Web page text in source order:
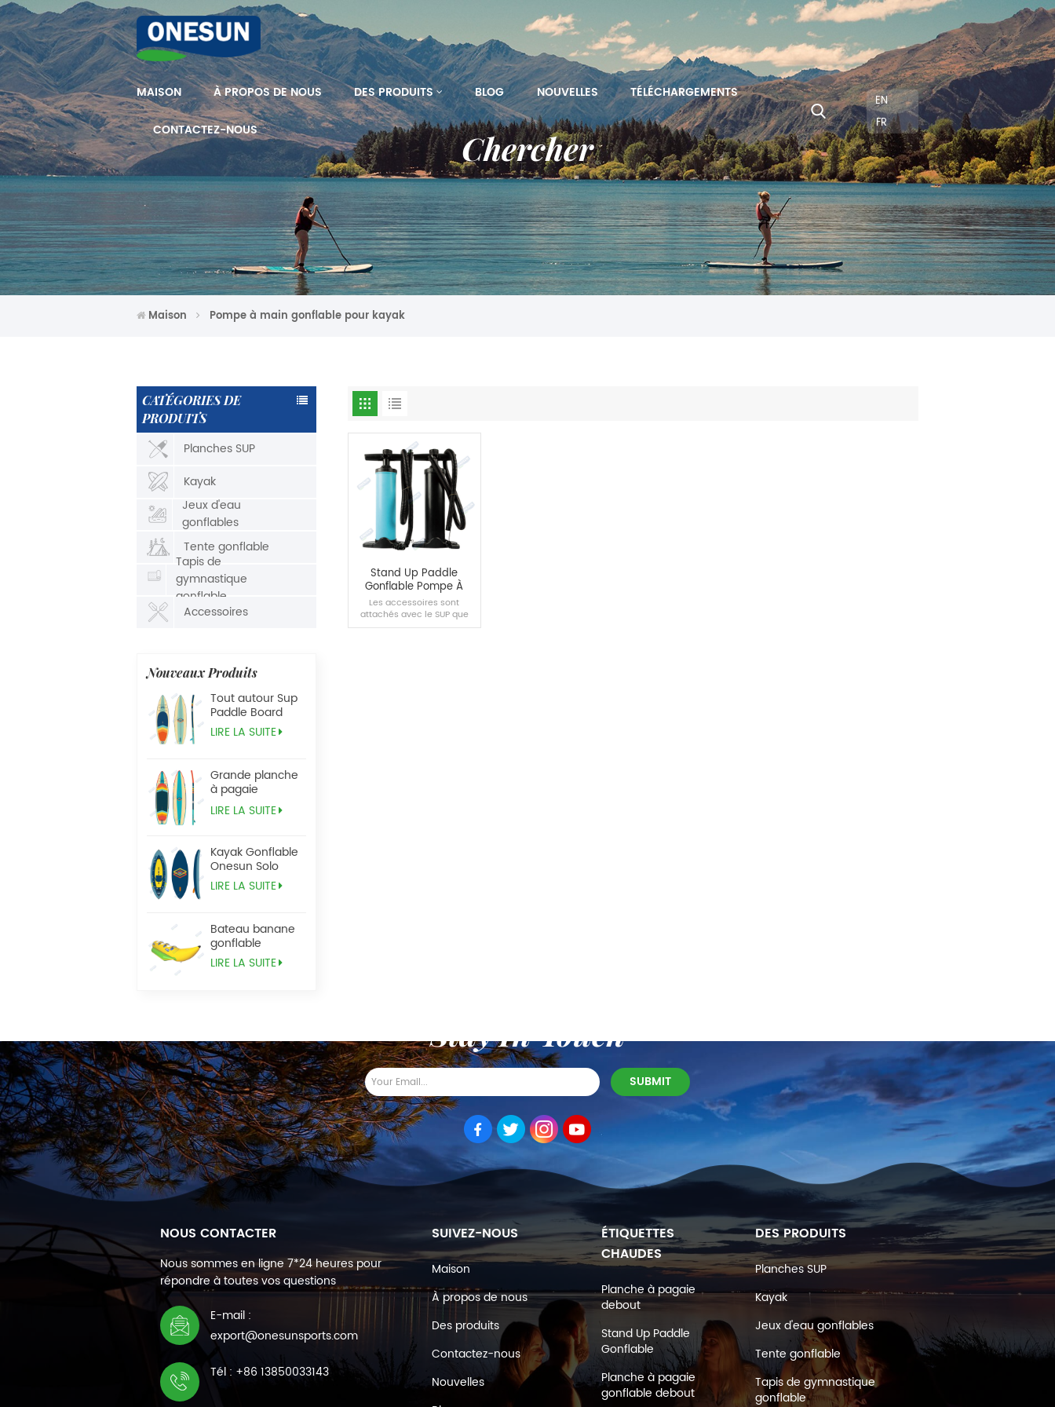
MAISON À PROPOS DE NOUS DES PRODUITS BLOG NOUVELLES TÉLÉCHARGEMENTS
CONTACTEZ-NOUS
EN
FR
Chercher
Maison Pompe à main gonflable pour kayak
CATÉGORIES DE
PRODUITS
Planches SUP
Kayak
Jeux d'eau
gonflables
Tente gonflable
Tapis de
gymnastique
gonflable
Accessoires
Nouveaux Produits
Tout autour Sup
Paddle Board
LIRE LA SUITE
Grande planche
à pagaie
Tandem Sup
LIRE LA SUITE
Kayak Gonflable
Onesun Solo
LIRE LA SUITE
Bateau banane
gonflable
LIRE LA SUITE
Stand Up Paddle
Gonflable Pompe À
Main Bleu
Les accessoires sont
attachés avec le SUP que
vous achetez, qui peut
Stay In Touch
NOUS CONTACTER
Nous sommes en ligne 7*24 heures pour
répondre à toutes vos questions
E-mail :
export@onesunsports.com
Tél : +86 13850033143
SUIVEZ-NOUS
Maison
À propos de nous
Des produits
Contactez-nous
Nouvelles
ÉTIQUETTES
CHAUDES
Planche à pagaie
debout
Stand Up Paddle
Gonflable
Planche à pagaie
gonflable debout
DES PRODUITS
Planches SUP
Kayak
Jeux d'eau gonflables
Tente gonflable
Tapis de gymnastique
gonflable